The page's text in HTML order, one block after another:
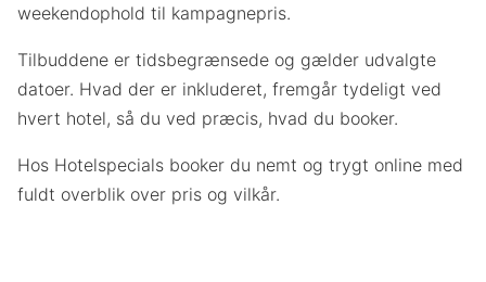
weekendophold til kampagnepris.
Tilbuddene er tidsbegrænsede og gælder udvalgte
datoer. Hvad der er inkluderet, fremgår tydeligt ved
hvert hotel, så du ved præcis, hvad du booker.
Hos Hotelspecials booker du nemt og trygt online med
fuldt overblik over pris og vilkår.